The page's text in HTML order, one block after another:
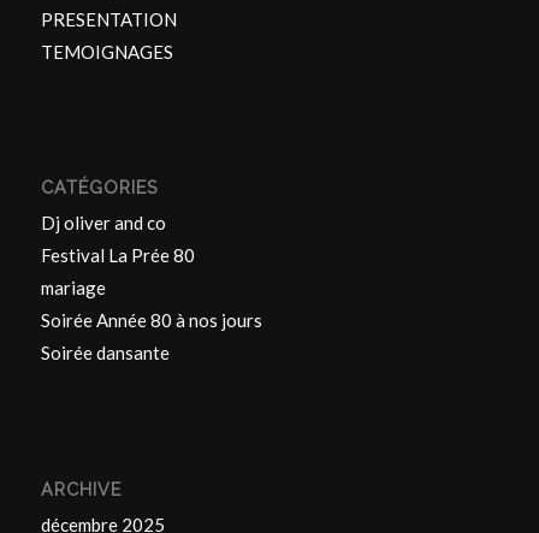
PRESENTATION
TEMOIGNAGES
CATÉGORIES
Dj oliver and co
Festival La Prée 80
mariage
Soirée Année 80 à nos jours
Soirée dansante
ARCHIVE
décembre 2025